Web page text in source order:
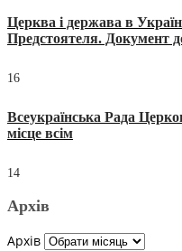
Церква і держава в
Предстоятеля. Документ
16
Всеукраїнська Рада
місце всім
14
Архів
Архів